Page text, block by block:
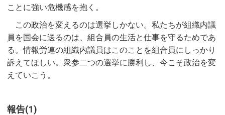
ことに強い危機感を抱く。
この政治を変えるのは選挙しかない。私たちが組織内議
員を国会に送るのは、組合員の生活と仕事を守るためであ
る。情報労連の組織内議員はこのことを組合員にしっかり
訴えてほしい。衆参二つの選挙に勝利し、今こそ政治を変
えていこう。
報告(1)